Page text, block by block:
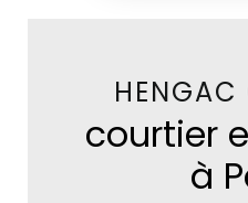
HENGAC
courtier
à